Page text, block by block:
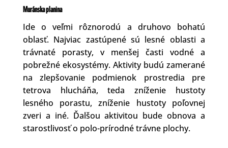
Muránska planina
Ide o veľmi rôznorodú a druhovo bohatú
oblasť. Najviac zastúpené sú lesné oblasti a
trávnaté porasty, v menšej časti vodné a
pobrežné ekosystémy. Aktivity budú zamerané
na zlepšovanie podmienok prostredia pre
tetrova hlucháňa, teda zníženie hustoty
lesného porastu, zníženie hustoty poľovnej
zveri a iné. Ďalšou aktivitou bude obnova a
starostlivosť o polo-prírodné trávne plochy.